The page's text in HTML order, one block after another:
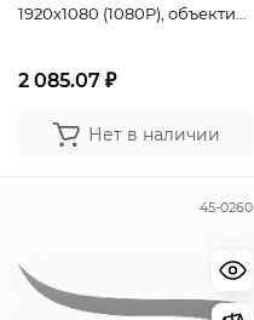
1920x1080 (1080P), объектив
2 085.07 ₽
Нет в наличии
45-0260